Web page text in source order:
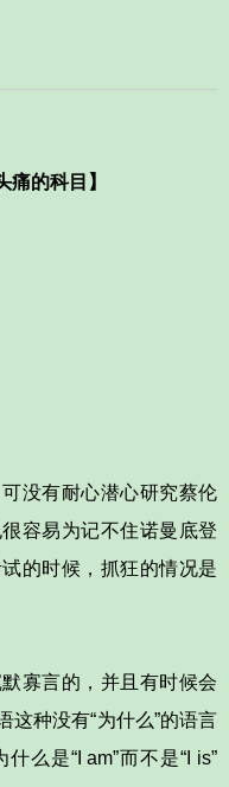
痛的科目】
没有耐心潜心研究蔡伦
容易为记不住诺曼底登
的时候，抓狂的情况是
寡言的，并且有时候会
这种没有“为什么”的语言
么是“I am”而不是“I is”